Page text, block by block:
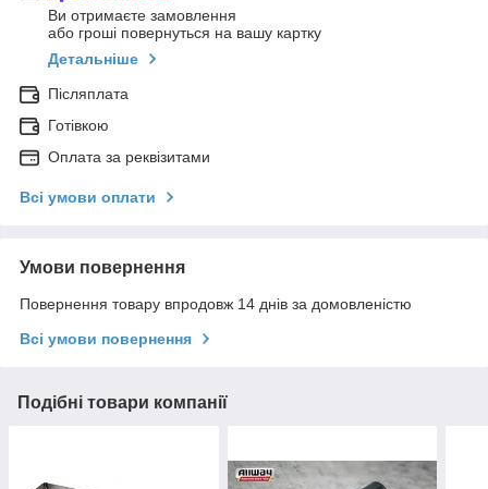
Ви отримаєте замовлення
або гроші повернуться на вашу картку
Детальніше
Післяплата
Готівкою
Оплата за реквізитами
Всі умови оплати
Умови повернення
Повернення товару впродовж 14 днів за домовленістю
Всі умови повернення
Подібні товари компанії